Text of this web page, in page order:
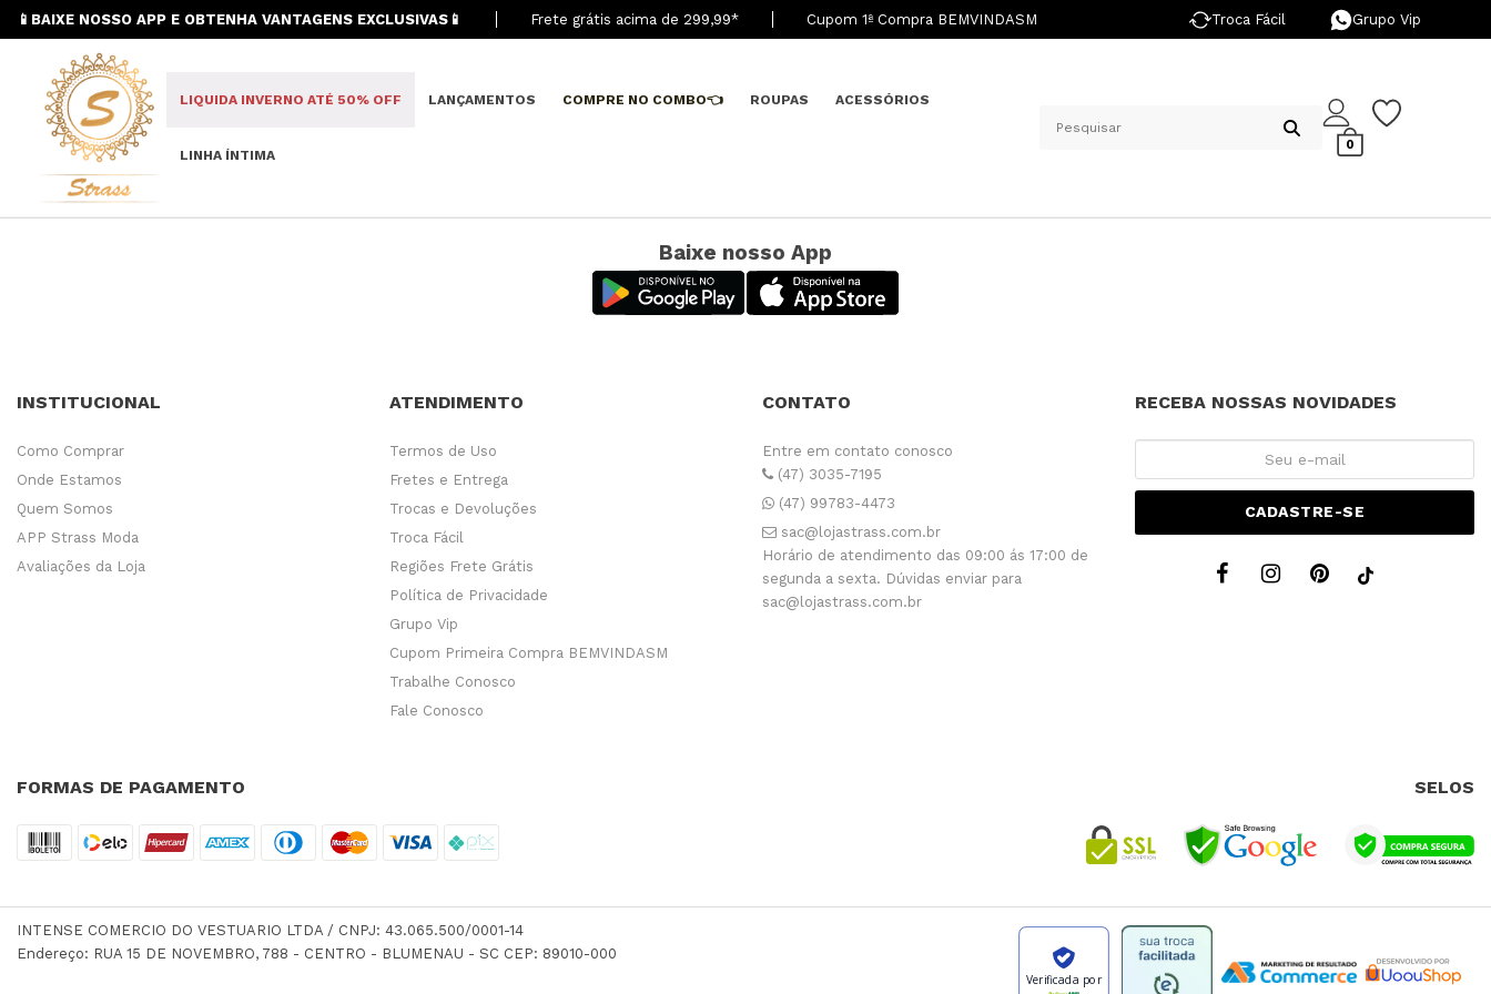
📱BAIXE NOSSO APP E OBTENHA VANTAGENS EXCLUSIVAS📱 Frete grátis acima de 299,99* Cupom 1ª Compra BEMVINDASM Troca Fácil Grupo Vip
LIQUIDA INVERNO ATÉ 50% OFF LANÇAMENTOS COMPRE NO COMBO👈 ROUPAS ACESSÓRIOS
LINHA ÍNTIMA
0
Baixe nosso App
INSTITUCIONAL
Como Comprar
Onde Estamos
Quem Somos
APP Strass Moda
Avaliações da Loja
ATENDIMENTO
Termos de Uso
Fretes e Entrega
Trocas e Devoluções
Troca Fácil
Regiões Frete Grátis
Política de Privacidade
Grupo Vip
Cupom Primeira Compra BEMVINDASM
Trabalhe Conosco
Fale Conosco
CONTATO
Entre em contato conosco
(47) 3035-7195
(47) 99783-4473
sac@lojastrass.com.br
Horário de atendimento das 09:00 ás 17:00 de
segunda a sexta. Dúvidas enviar para
sac@lojastrass.com.br
RECEBA NOSSAS NOVIDADES
CADASTRE-SE
FORMAS DE PAGAMENTO SELOS
INTENSE COMERCIO DO VESTUARIO LTDA / CNPJ: 43.065.500/0001-14
Endereço: RUA 15 DE NOVEMBRO, 788 - CENTRO - BLUMENAU - SC CEP: 89010-000
Verificada por